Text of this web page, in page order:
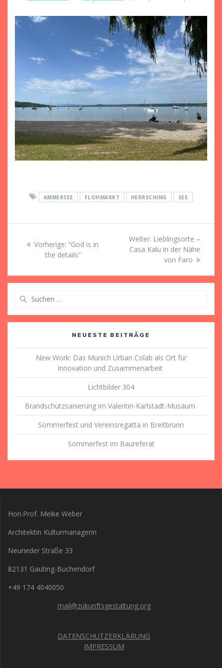
AMMERSEE FLOHMARKT HERRSCHING SEE
Beitragsnavigation
Vorherige: Vorheriger
Beitrag:
“God is in
the details”
Weiter: Nächster
Beitrag:
Lieblingsorte –
Casa Kalu in der Nähe
von Faro
NEUESTE BEITRÄGE
New Work: Das Munich Urban Colab als Ort für
Innovation und Zusammenarbeit
Lichtbilder 304
Brandschutzsanierung im Valentin-Karlstadt-Musäum
Sommerfest und Vereinsregatta in Breitbrunn
Sommerfest im Baureferat
Hon.Prof. Meike Weber
Architektin Kulturmanagerin
Neurieder Straße 33
82131 Gauting-Buchendorf
+49 174 4040050
mail@zukunftsgestaltung.org
DATENSCHUTZERKLÄRUNG
IMPRESSUM